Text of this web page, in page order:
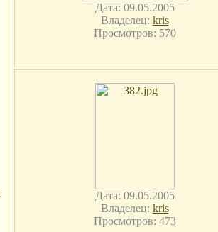
Дата: 09.05.2005
Владелец: kris
Просмотров: 570
Дата: 09.05.2005
Владелец: kris
Просмотров: 473